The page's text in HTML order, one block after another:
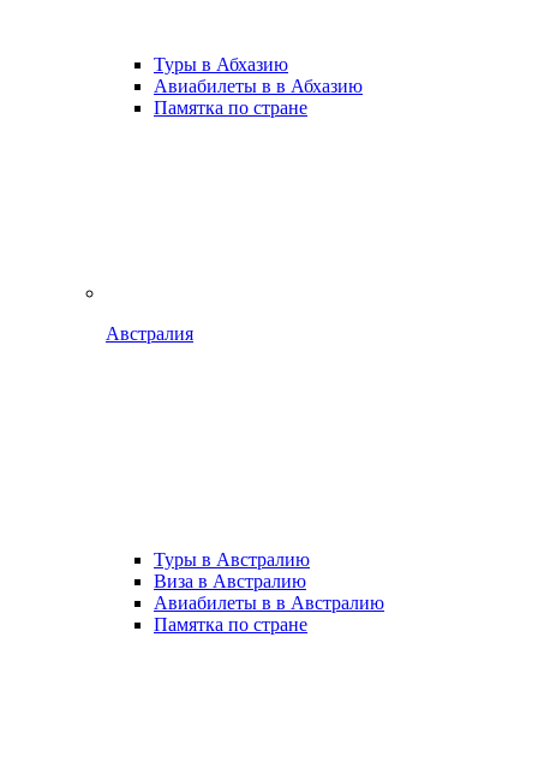
Туры в Абхазию
Авиабилеты в в Абхазию
Памятка по стране
Австралия
Туры в Австралию
Виза в Австралию
Авиабилеты в в Австралию
Памятка по стране